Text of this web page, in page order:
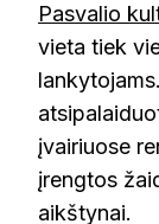
Pasvalio
vieta tiek
įvairiuose
įrengtos
aikštynai.